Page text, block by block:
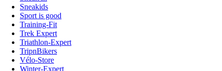
Sneakids
Sport is good
Training-Fit
Trek Expert
Triathlon-Expert
TripnBikers
Vélo-Store
Winter-Expert